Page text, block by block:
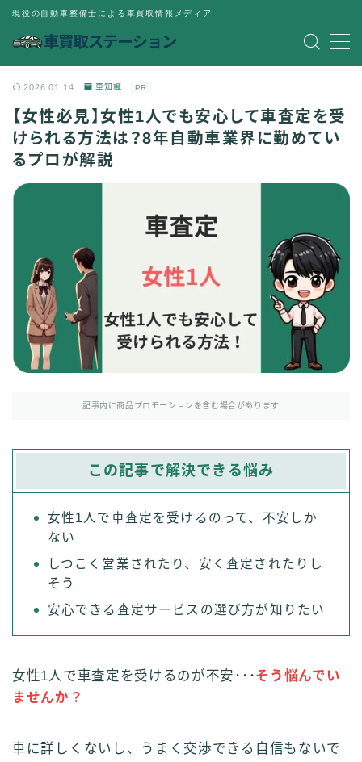
現役の自動車整備士による車買取情報メディア
一括査定
車買取
あきとのSNS
公式LINE
Instagram
TikTok
Lemon8
2026.01.14 車知識 PR
【女性必見】女性1人でも安心して車査定を受
けられる方法は？8年自動車業界に勤めてい
るプロが解説
記事内に商品プロモーションを含む場合があります
この記事で解決できる悩み
女性1人で車査定を受けるのって、不安しか
ない
しつこく営業されたり、安く査定されたりし
そう
安心できる査定サービスの選び方が知りたい
女性1人で車査定を受けるのが不安･･･そう悩んでい
ませんか？
車に詳しくないし、うまく交渉できる自信もないで